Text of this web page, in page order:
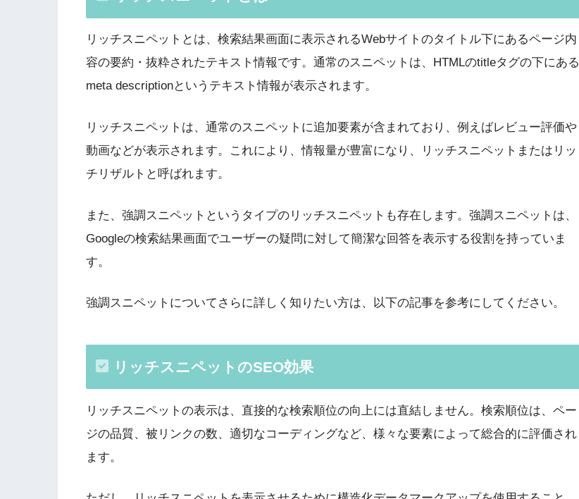
リッチスニペットとは、検索結果画面に表示されるWebサイトのタイトル下にあるページ内
容の要約・抜粋されたテキスト情報です。通常のスニペットは、HTMLのtitleタグの下にある
meta descriptionというテキスト情報が表示されます。
リッチスニペットは、通常のスニペットに追加要素が含まれており、例えばレビュー評価や
動画などが表示されます。これにより、情報量が豊富になり、リッチスニペットまたはリッ
チリザルトと呼ばれます。
また、強調スニペットというタイプのリッチスニペットも存在します。強調スニペットは、
Googleの検索結果画面でユーザーの疑問に対して簡潔な回答を表示する役割を持っていま
す。
強調スニペットについてさらに詳しく知りたい方は、以下の記事を参考にしてください。
リッチスニペットのSEO効果
リッチスニペットの表示は、直接的な検索順位の向上には直結しません。検索順位は、ペー
ジの品質、被リンクの数、適切なコーディングなど、様々な要素によって総合的に評価され
ます。